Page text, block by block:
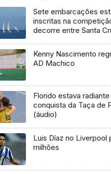
Sete embarcações
inscritas na
decorre entre Santa
Kenny Nascimento
AD Machico
Florido estava
conquista da Taça de
(áudio)
Luis Díaz no Liverpool
milhões